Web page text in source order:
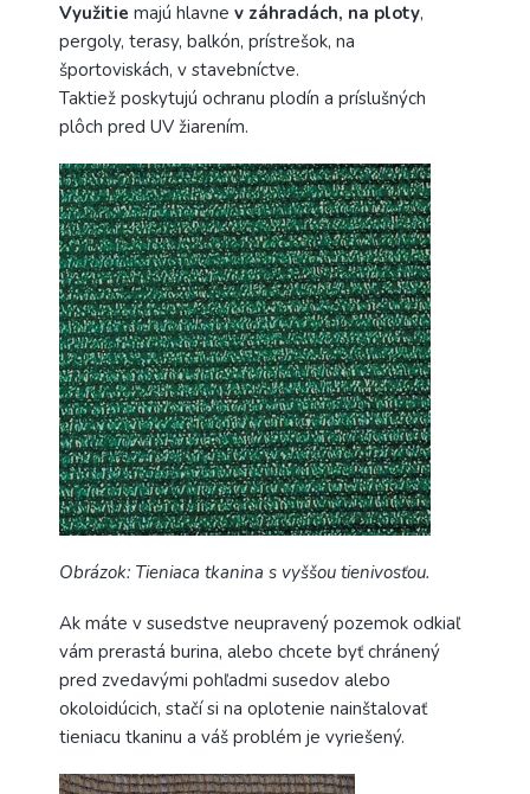
Využitie majú hlavne v záhradách, na ploty,
pergoly, terasy, balkón, prístrešok, na
športoviskách, v stavebníctve.
Taktiež poskytujú ochranu plodín a príslušných
plôch pred UV žiarením.
Obrázok: Tieniaca tkanina s vyššou tienivosťou.
Ak máte v susedstve neupravený pozemok odkiaľ
vám prerastá burina, alebo chcete byť chránený
pred zvedavými pohľadmi susedov alebo
okoloidúcich, stačí si na oplotenie nainštalovať
tieniacu tkaninu a váš problém je vyriešený.